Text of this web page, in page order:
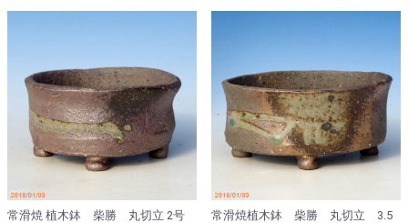
常滑焼 植木鉢 柴勝 丸切立 2号
常滑焼植木鉢 柴勝 丸切立 3.5